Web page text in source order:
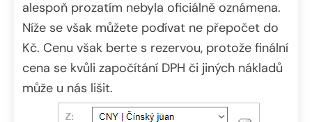
alespoň prozatím nebyla oficiálně oznámena.
Níže se však můžete podívat ne přepočet do
Kč. Cenu však berte s rezervou, protože finální
cena se kvůli započítání DPH či jiných nákladů
může u nás lišit.